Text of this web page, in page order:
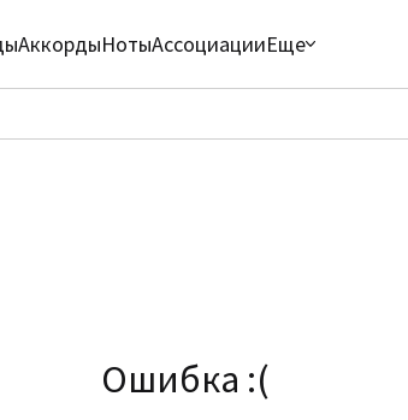
АккордыНотыАссоциацииЕще
Ошибка :(